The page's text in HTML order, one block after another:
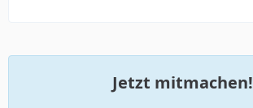
Jetzt mitmachen!